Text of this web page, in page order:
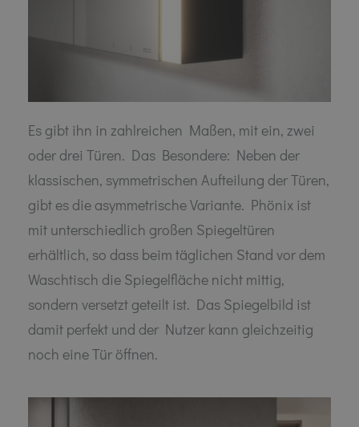
Es gibt ihn in zahlreichen Maßen, mit ein, zwei
oder drei Türen. Das Besondere: Neben der
klassischen, symmetrischen Aufteilung der Türen,
gibt es die asymmetrische Variante. Phönix ist
mit unterschiedlich großen Spiegeltüren
erhältlich, so dass beim täglichen Stand vor dem
Waschtisch die Spiegelfläche nicht mittig,
sondern versetzt geteilt ist. Das Spiegelbild ist
damit perfekt und der Nutzer kann gleichzeitig
noch eine Tür öffnen.